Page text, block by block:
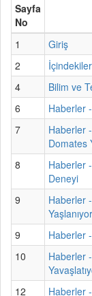
Sayfa
No
1
Giriş
2
İçindekiler
4
Bilim ve
6
Haberler
7
Haberler
Domates
8
Haberler
Deneyi
9
Haberler
Yaşlanıyor
9
Haberler
10
Haberler
12
Haberler